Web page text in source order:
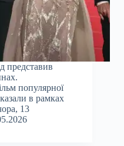
представив
популярної
в рамках
13